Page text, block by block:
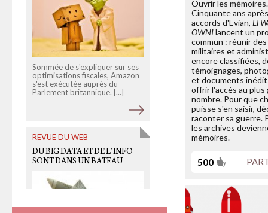
Ouvrir les mémoires.
Cinquante ans
accords d'Evian,El
OWNIlancent un
commun : réunir
militaires et
encore classifiées,
témoignages,
et documents
offrir l'accès au plus
nombre. Pour que
puisse s'en saisir,
raconter sa guerre.
les archives
mémoires.
500
Sommée de s'expliquer sur ses
optimisations fiscales, Amazon
s'est exécutée auprès du
Parlement britannique. [...]
REVUE DU WEB
DU BIG DATA ET DE L’INFO
SONT DANS UN BATEAU
Le concept du "travailler chez
soi" est séduisant. Mais depuis
40 ans qu'il occupe les
discussions de bureaux, le [...]
LA DÉLINQUANCE N’A PAS
STATISTIQUES